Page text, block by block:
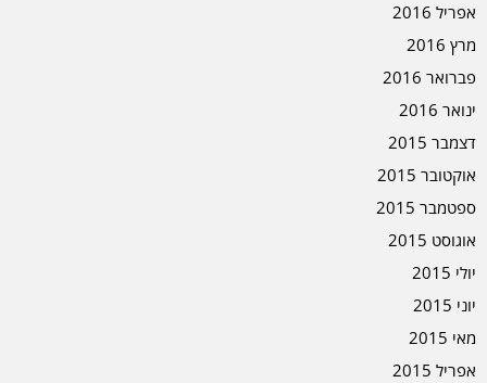
אפריל 2016
מרץ 2016
פברואר 2016
ינואר 2016
דצמבר 2015
אוקטובר 2015
ספטמבר 2015
אוגוסט 2015
יולי 2015
יוני 2015
מאי 2015
אפריל 2015